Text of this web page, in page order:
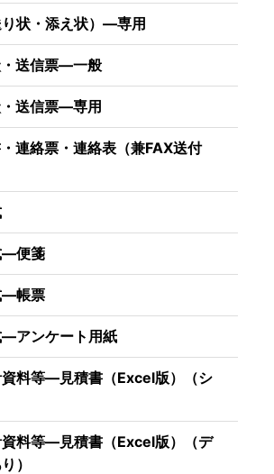
状・添え状）―専用
送信票―一般
送信票―専用
連絡票・連絡表（兼FAX送付
―便箋
―帳票
―アンケート用紙
料等―見積書（Excel版）（シ
料等―見積書（Excel版）（デ
）